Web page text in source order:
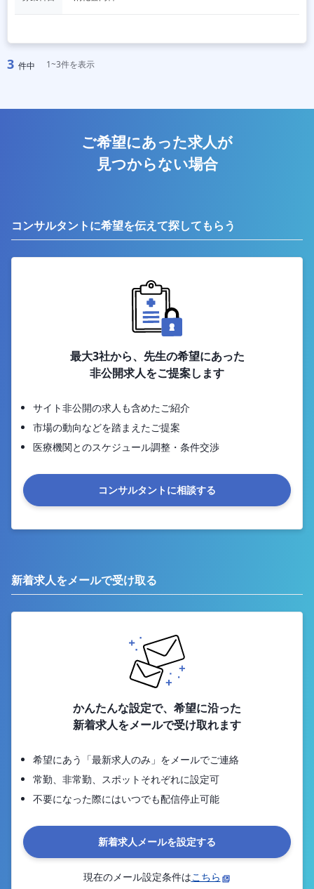
3 件中 1~3件を表示
ご希望にあった求人が
見つからない場合
コンサルタントに希望を伝えて探してもらう
最大3社から、先生の希望にあった
非公開求人をご提案します
サイト非公開の求人も含めたご紹介
市場の動向などを踏まえたご提案
医療機関とのスケジュール調整・条件交渉
コンサルタントに相談する
新着求人をメールで受け取る
かんたんな設定で、希望に沿った
新着求人をメールで受け取れます
希望にあう「最新求人のみ」をメールでご連絡
常勤、非常勤、スポットそれぞれに設定可
不要になった際にはいつでも配信停止可能
新着求人メールを設定する
現在のメール設定条件はこちら